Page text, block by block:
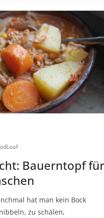
Bauerntopf für
hat man kein Bock
zu schälen,